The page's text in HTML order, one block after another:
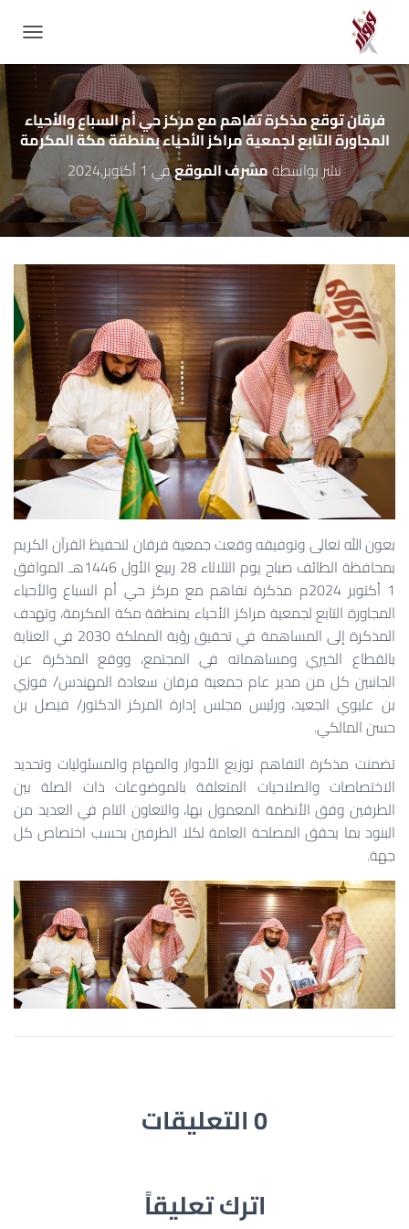
فرقان توقع مذكرة تفاهم مع مركز حي أم السباع والأحياء
المجاورة التابع لجمعية مراكز الأحياء بمنطقة مكة المكرمة
نشر بواسطةمشرف الموقعفي 1 أكتوبر,2024
بعون الله تعالى وتوفيقه وقعت جمعية فرقان لتحفيظ القرآن الكريم
بمحافظة الطائف صباح يوم الثلاثاء 28 ربيع الأول 1446هـ الموافق
1 أكتوبر 2024م مذكرة تفاهم مع مركز حي أم السباع والأحياء
المجاورة التابع لجمعية مراكز الأحياء بمنطقة مكة المكرمة، وتهدف
المذكرة إلى المساهمة في تحقيق رؤية المملكة 2030 في العناية
بالقطاع الخيري ومساهماته في المجتمع، ووقع المذكرة عن
الجانبين كل من مدير عام جمعية فرقان سعادة المهندس/ فوزي
بن عليوي الجعيد، ورئيس مجلس إدارة المركز الدكتور/ فيصل بن
حسن المالكي.
تضمنت مذكرة التفاهم توزيع الأدوار والمهام والمسئوليات وتحديد
الاختصاصات والصلاحيات المتعلقة بالموضوعات ذات الصلة بين
الطرفين وفق الأنظمة المعمول بها، والتعاون التام في العديد من
البنود بما يحقق المصلحة العامة لكلا الطرفين بحسب اختصاص كل
جهة.
0 التعليقات
اترك تعليقاً